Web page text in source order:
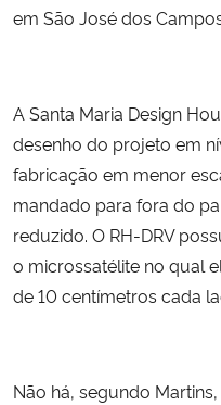
em São José dos
A Santa Maria Design
desenho do projeto em
fabricação em menor
mandado para fora do
reduzido. O RH-DRV
o microssatélite no qual
de 10 centímetros cada
Não há, segundo